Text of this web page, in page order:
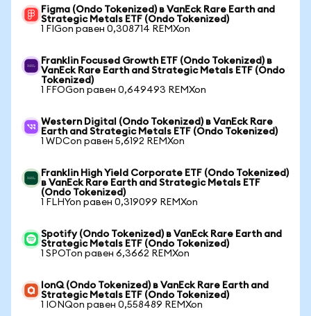
Figma (Ondo Tokenized) в VanEck Rare Earth and
Strategic Metals ETF (Ondo Tokenized)
1 FIGon равен 0,308714 REMXon
Franklin Focused Growth ETF (Ondo Tokenized) в
VanEck Rare Earth and Strategic Metals ETF (Ondo
Tokenized)
1 FFOGon равен 0,649493 REMXon
Western Digital (Ondo Tokenized) в VanEck Rare
Earth and Strategic Metals ETF (Ondo Tokenized)
1 WDCon равен 5,6192 REMXon
Franklin High Yield Corporate ETF (Ondo Tokenized)
в VanEck Rare Earth and Strategic Metals ETF
(Ondo Tokenized)
1 FLHYon равен 0,319099 REMXon
Spotify (Ondo Tokenized) в VanEck Rare Earth and
Strategic Metals ETF (Ondo Tokenized)
1 SPOTon равен 6,3662 REMXon
IonQ (Ondo Tokenized) в VanEck Rare Earth and
Strategic Metals ETF (Ondo Tokenized)
1 IONQon равен 0,558489 REMXon